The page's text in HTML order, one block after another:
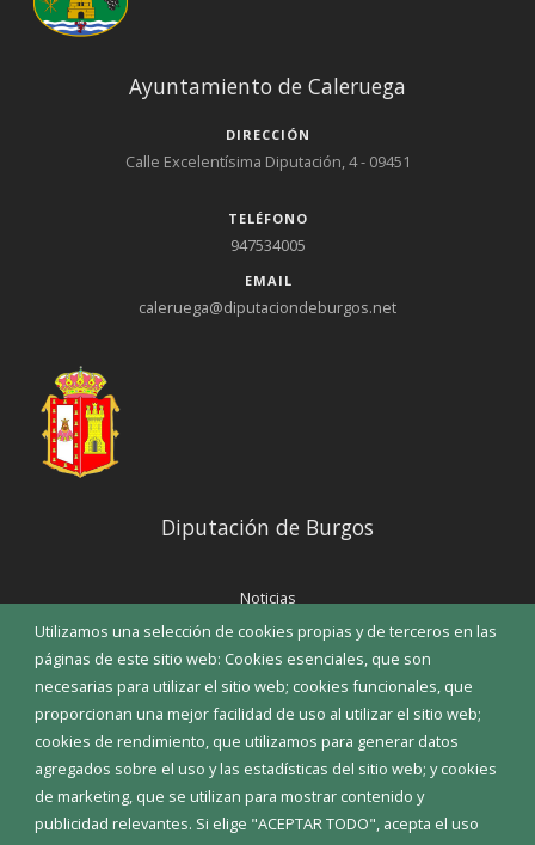
Utilizamos una selección de cookies propias y de terceros en las
páginas de este sitio web: Cookies esenciales, que son
necesarias para utilizar el sitio web; cookies funcionales, que
proporcionan una mejor facilidad de uso al utilizar el sitio web;
cookies de rendimiento, que utilizamos para generar datos
agregados sobre el uso y las estadísticas del sitio web; y cookies
de marketing, que se utilizan para mostrar contenido y
publicidad relevantes. Si elige "ACEPTAR TODO", acepta el uso
Ayuntamiento de Caleruega
DIRECCIÓN
Calle Excelentísima Diputación, 4 - 09451
TELÉFONO
947534005
EMAIL
caleruega@diputaciondeburgos.net
Diputación de Burgos
Noticias
Eventos
Corporación Municipal
Teléfonos de interés
INICIAR SESIÓN
MAPA WEB